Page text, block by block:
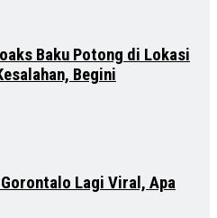
Baku Potong di Lokasi
Begini
Lagi Viral, Apa